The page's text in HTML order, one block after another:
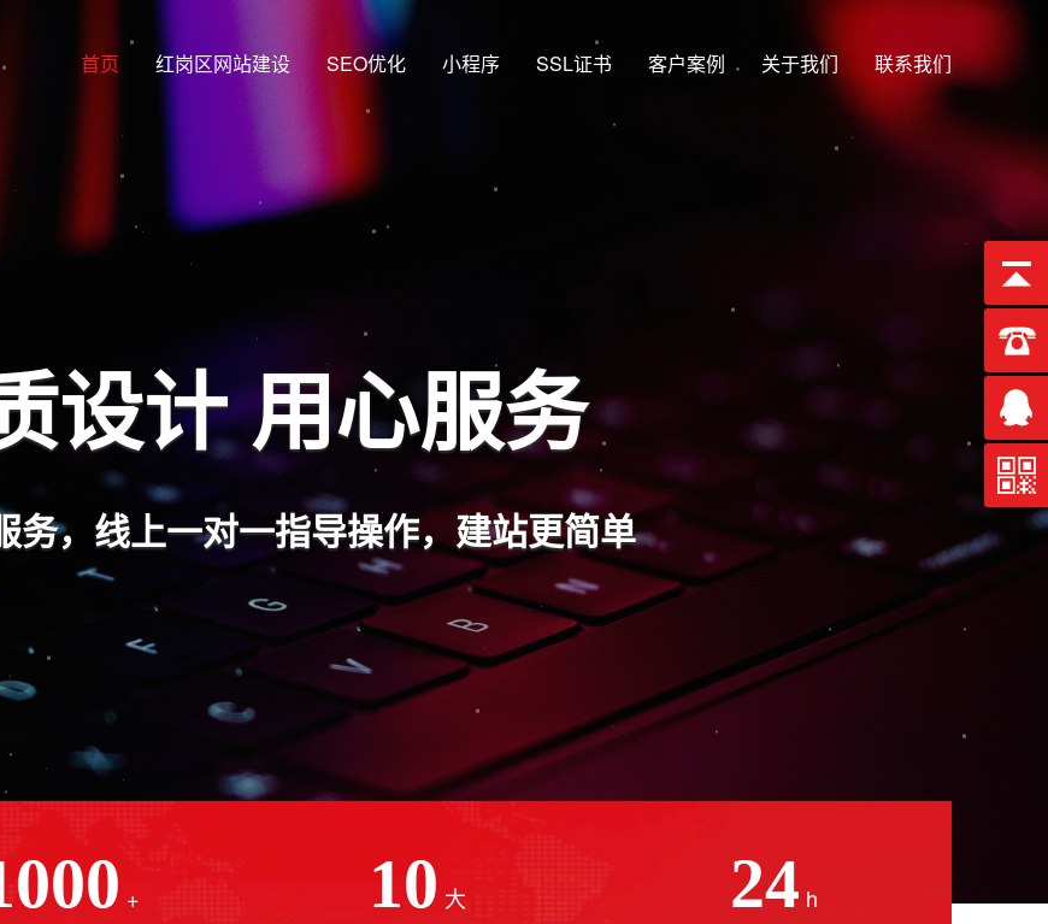
首页 红岗区网站建设 SEO优化 小程序 SSL证书 客户案例 关于我们 联系我们
设计 用心服务
务，线上一对一指导操作，建站更简单
+
10 大
24 h